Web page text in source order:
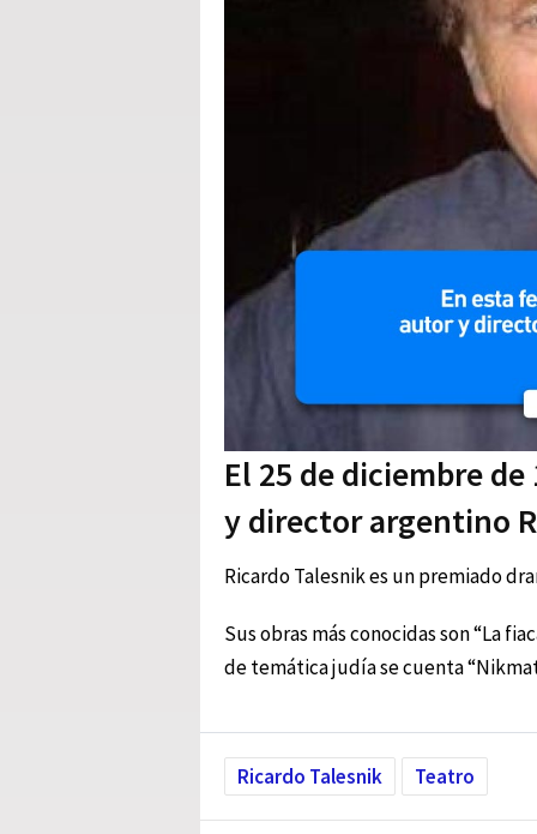
El 25 de diciembre
y director argentino
Ricardo Talesnik es un premiado
Sus obras más conocidas son “La
de temática judía se cuenta
Ricardo Talesnik Teatro